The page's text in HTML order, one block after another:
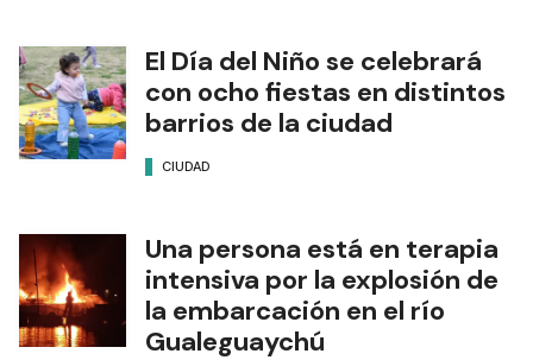
El Día del Niño se celebrará
con ocho fiestas en distintos
barrios de la ciudad
CIUDAD
Una persona está en terapia
intensiva por la explosión de
la embarcación en el río
Gualeguaychú